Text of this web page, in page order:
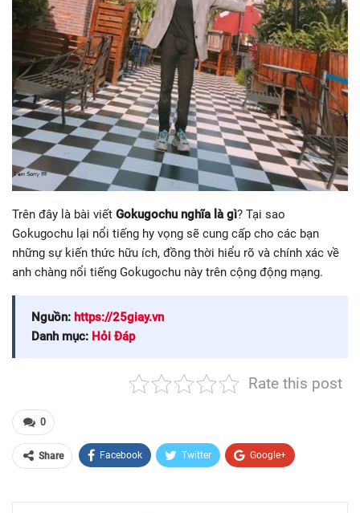
Trên đây là bài viết Gokugochu nghĩa là gì? Tại sao
Gokugochu lại nổi tiếng hy vọng sẽ cung cấp cho các bạn
những sự kiến thức hữu ích, đồng thời hiểu rõ và chính xác về
anh chàng nổi tiếng Gokugochu này trên cộng động mạng.
Nguồn: https://25giay.vn
Danh mục: Hỏi Đáp
Rate this post
0
Share Facebook Twitter Google+